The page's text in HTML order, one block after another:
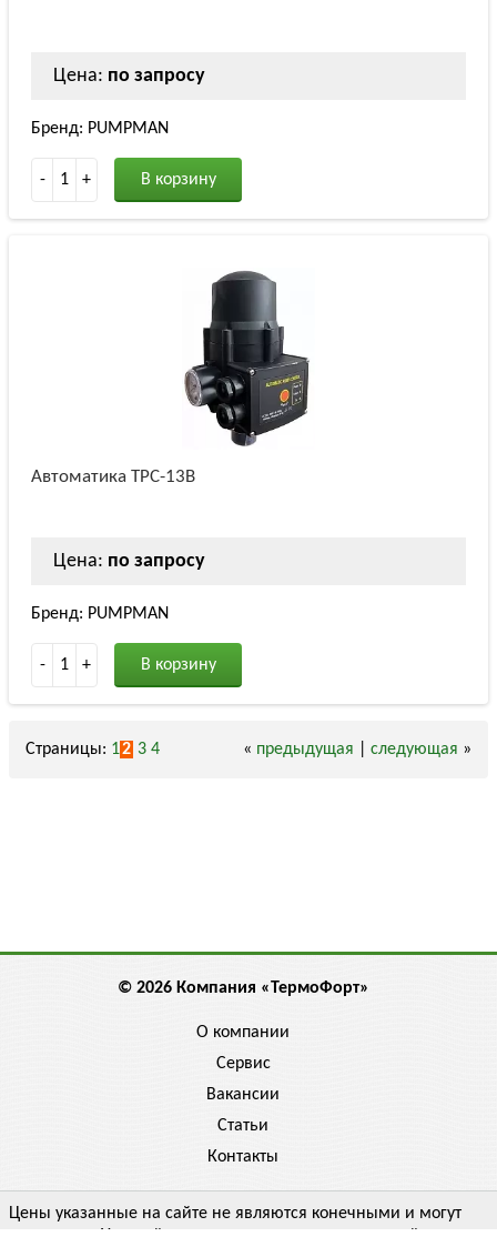
Цена: по запросу
Бренд: PUMPMAN
- 1 + В корзину
Автоматика TPC-13B
Цена: по запросу
Бренд: PUMPMAN
- 1 + В корзину
« предыдущая следующая »
Страницы: 12 3 4
© 2026 Компания «ТермоФорт»
О компании
Сервис
Вакансии
Статьи
Контакты
Цены указанные на сайте не являются конечными и могут